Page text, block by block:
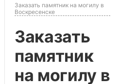
Заказать памятник на могилу в
Воскресенске
Заказать
памятник
на могилу в